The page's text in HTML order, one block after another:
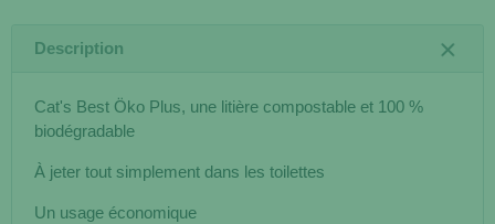
Description
Cat's Best Öko Plus, une litière compostable et 100 %
biodégradable
À jeter tout simplement dans les toilettes
Un usage économique